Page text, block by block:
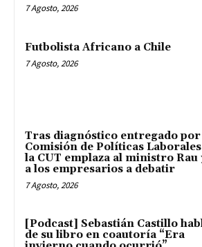
7 Agosto, 2026
Futbolista Africano a Chile
7 Agosto, 2026
Tras diagnóstico entregado por
Comisión de Políticas Laborales
la CUT emplaza al ministro Rau
a los empresarios a debatir
7 Agosto, 2026
[Podcast] Sebastián Castillo
de su libro en coautoría “Era